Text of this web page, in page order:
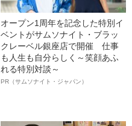
オープン1周年を記念した特別イ
ベントがサムソナイト・ブラッ
クレーベル銀座店で開催 仕事
も人生も自分らしく～笑顔あふ
れる特別対談～
PR（サムソナイト・ジャパン）